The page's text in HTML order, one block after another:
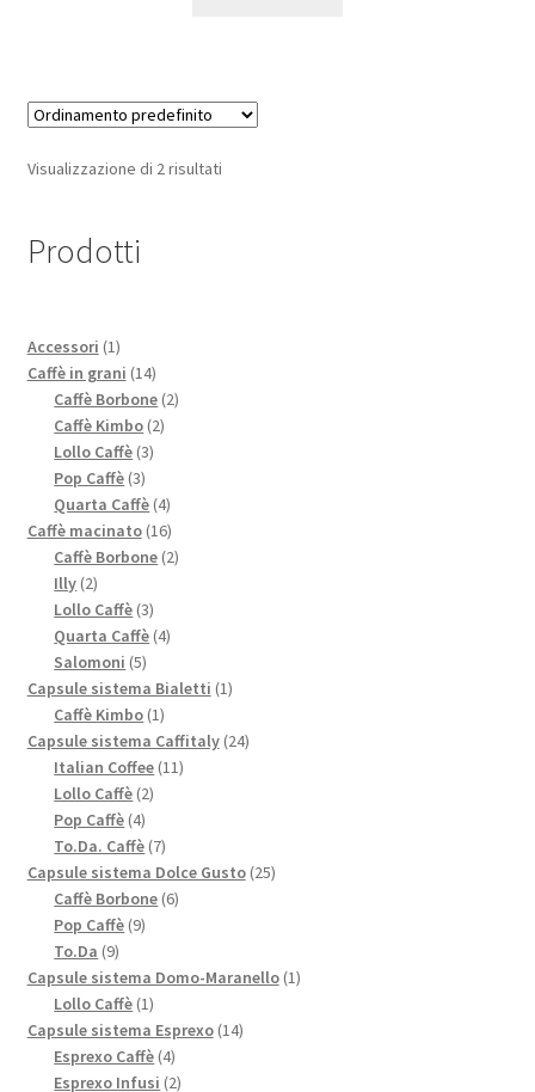
Visualizzazione di 2 risultati
Prodotti
Accessori 11
prodotto
Caffè in grani 1414
prodotti
Caffè Borbone 22
Caffè Kimbo 22
Lollo Caffè 33
Pop Caffè 33
prodotti
Quarta Caffè 44
prodotti
Caffè macinato 1616
prodotti
Caffè Borbone 22
Illy 22
prodotti
Lollo Caffè 33
prodotti
Quarta Caffè 44
Salomoni 55
prodotti
Capsule sistema Bialetti 11
Caffè Kimbo 11
prodotto
Capsule sistema Caffitaly 2424
Italian Coffee 1111
Lollo Caffè 22
Pop Caffè 44
prodotti
To.Da. Caffè 77
prodotti
Capsule sistema Dolce Gusto 2525
Caffè Borbone 66
Pop Caffè 99
To.Da 99
prodotti
Capsule sistema Domo-Maranello 11
Lollo Caffè 11
prodotto
Capsule sistema Esprexo 1414
Esprexo Caffè 44
prodotti
Esprexo Infusi 22